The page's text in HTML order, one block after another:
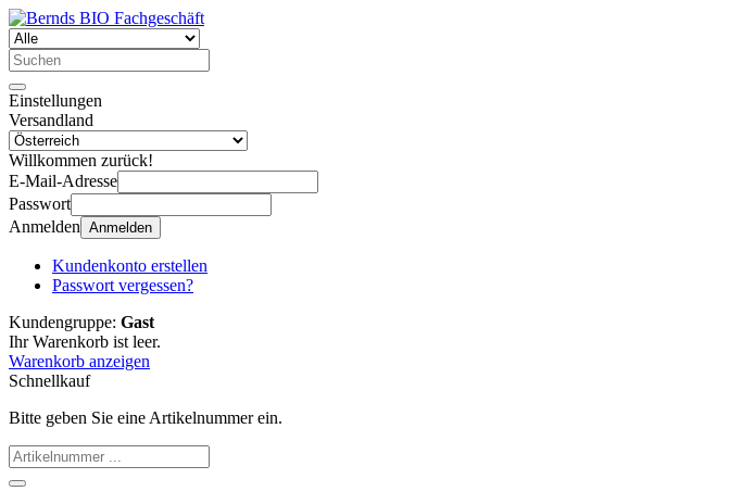
Einstellungen
Versandland
Willkommen zurück!
E-Mail-Adresse
Passwort
Anmelden Anmelden
Kundenkonto erstellen
Passwort vergessen?
Kundengruppe: Gast
Ihr Warenkorb ist leer.
Warenkorb anzeigen
Schnellkauf
Bitte geben Sie eine Artikelnummer ein.